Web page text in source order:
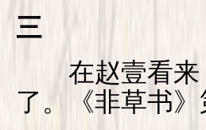
三
在赵壹看来
了。《非草书》